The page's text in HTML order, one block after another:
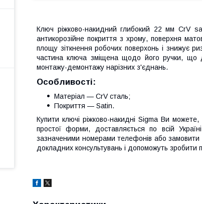
Ключ ріжково-накидний глибокий 22 мм CrV
антикорозійне покриття з хрому, поверхня
площу зіткнення робочих поверхонь і знижує
частина ключа зміщена щодо його ручки, що
монтажу-демонтажу нарізних з'єднань.
Особливості:
Матеріал — CrV сталь;
Покриття — Satin.
Купити ключі ріжково-накидні Sigma Ви
простої форми, доставляється по всій
зазначеними номерами телефонів або замовити
докладних консультувань і допоможуть зробити